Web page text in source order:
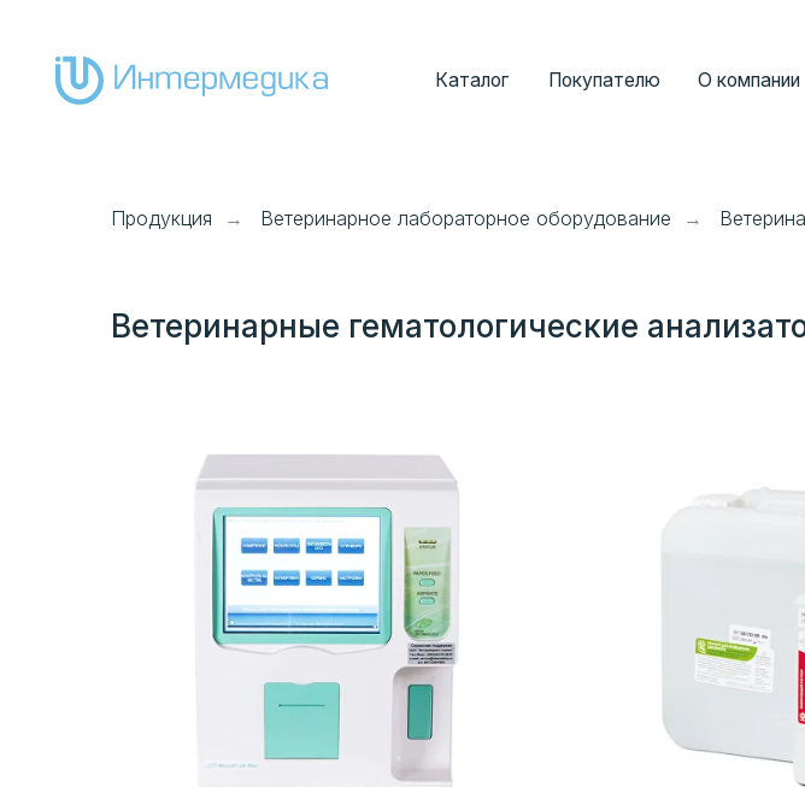
Каталог Покупателю О компании
Продукция → Ветеринарное лабораторное оборудование →
Ветеринарные гематологические